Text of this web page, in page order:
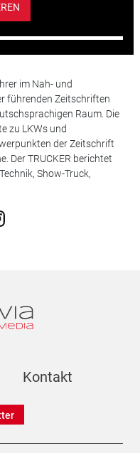
im Nah- und
führenden Zeitschriften
Raum. Die
zu LKWs und
der Zeitschrift
Der TRUCKER berichtet
Show-Truck,
Kontakt